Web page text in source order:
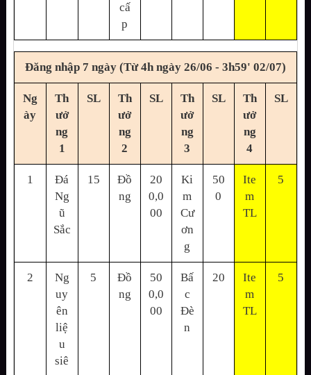
cấ
p
Đăng nhập 7 ngày (Từ 4h ngày 26/06 - 3h59' 02/07)
Ng
ày
Th
ưở
ng
1
SL
Th
ưở
ng
2
SL
Th
ưở
ng
3
SL
Th
ưở
ng
4
SL
1
Đá
Ng
ũ
Sắc
15
Đồ
ng
20
0,0
00
Ki
m
Cư
ơn
g
50
0
Ite
m
TL
5
2
Ng
uy
ên
liệ
u
siê
5
Đồ
ng
50
0,0
00
Bấ
c
Đè
n
20
Ite
m
TL
5